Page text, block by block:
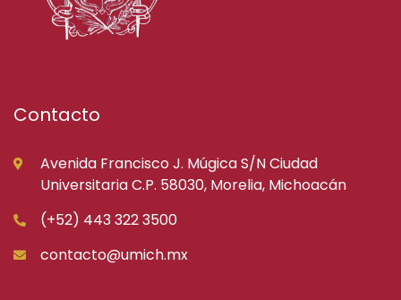
Contacto
Avenida Francisco J. Múgica S/N Ciudad
Universitaria C.P. 58030, Morelia, Michoacán
(+52) 443 322 3500
contacto@umich.mx